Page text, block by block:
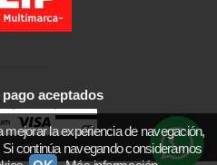
aceptados
la experiencia de navegación,
continúa navegando consideramos